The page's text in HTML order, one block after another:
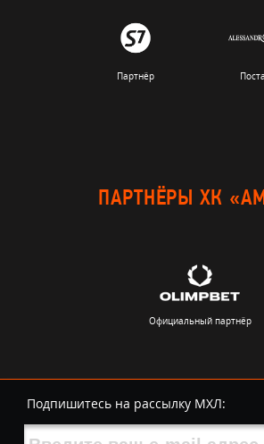
Партнёр
ПАРТНЁРЫ ХК
Официальный партнёр
Подпишитесь на рассылку МХЛ: